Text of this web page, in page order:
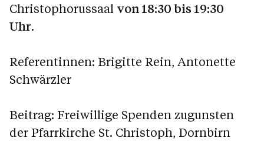
Christophorussaal von 18:30 bis 19:30
Uhr.
Referentinnen: Brigitte Rein, Antonette
Schwärzler
Beitrag: Freiwillige Spenden zugunsten
der Pfarrkirche St. Christoph, Dornbirn